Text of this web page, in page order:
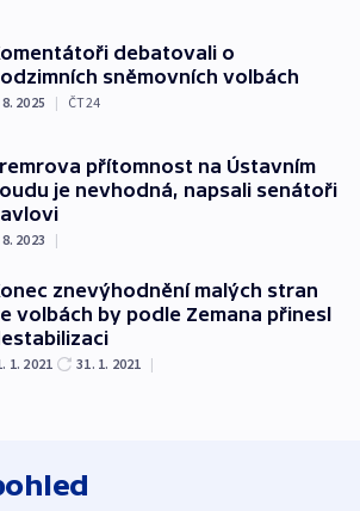
debatovali o
sněmovních volbách
2025 | ČT24
přítomnost na Ústavním
je nevhodná, napsali senátoři
2023 |
znevýhodnění malých stran
volbách by podle Zemana přinesl
1. 2021 31. 1. 2021 |